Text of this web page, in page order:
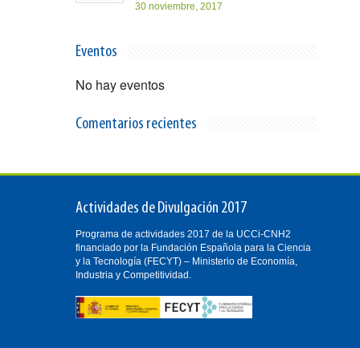
30 noviembre, 2017
Eventos
No hay eventos
Comentarios recientes
Actividades de Divulgación 2017
Programa de actividades 2017 de la UCCi-CNH2
financiado por la Fundación Española para la Ciencia
y la Tecnología (FECYT) – Ministerio de Economía,
Industria y Competitividad.